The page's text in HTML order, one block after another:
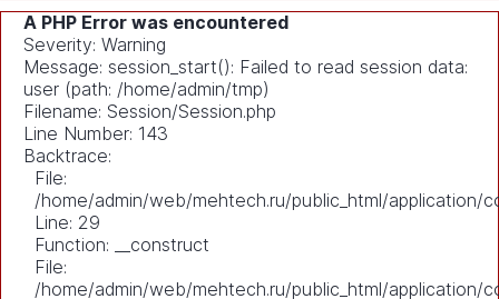
A PHP Error was encountered
Severity: Warning
Message: session_start(): Failed to read session data:
user (path: /home/admin/tmp)
Filename: Session/Session.php
Line Number: 143
Backtrace:
File:
/home/admin/web/mehtech.ru/public_html/application/
Line: 29
Function: __construct
File:
/home/admin/web/mehtech.ru/public_html/application/